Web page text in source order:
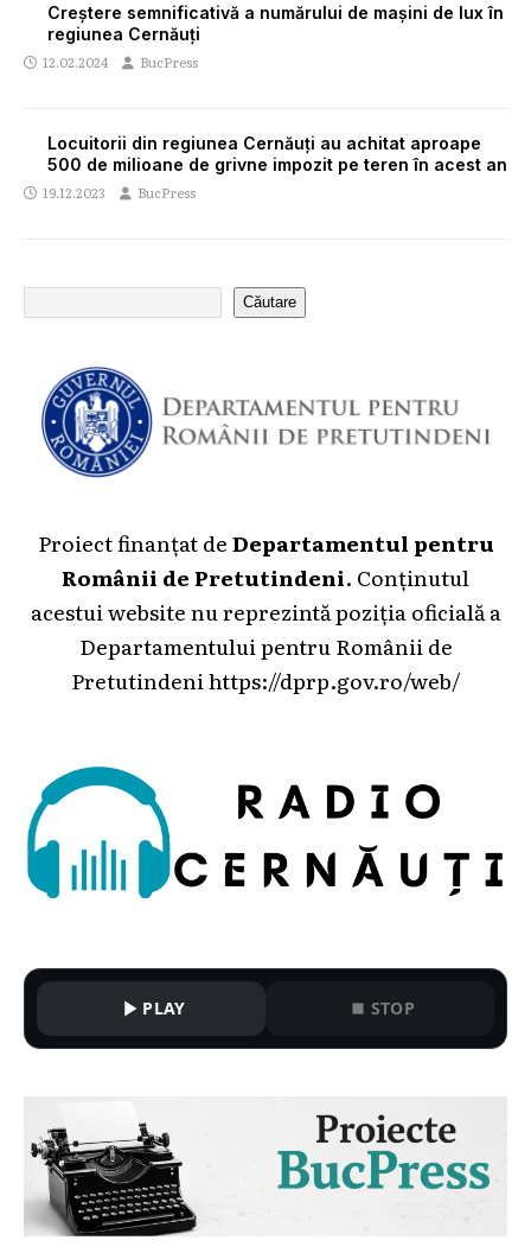
Creștere semnificativă a numărului de mașini de lux în
regiunea Cernăuți
12.02.2024 BucPress
Locuitorii din regiunea Cernăuți au achitat aproape
500 de milioane de grivne impozit pe teren în acest an
19.12.2023 BucPress
Căutare
Proiect finanțat deDepartamentul pentru
Românii de Pretutindeni. Conținutul
acestui website nu reprezintă poziția oficială a
Departamentului pentru Românii de
Pretutindeni https://dprp.gov.ro/web/
PLAY STOP